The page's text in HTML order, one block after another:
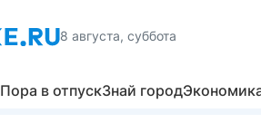
8 августа, суббота
Пора в отпускЗнай город